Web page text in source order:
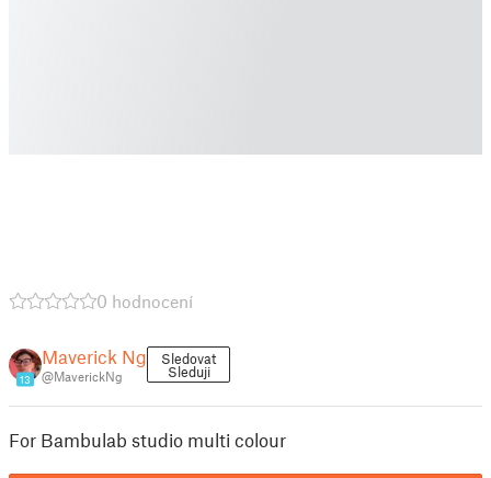
0 hodnocení
13
Maverick Ng
@MaverickNg
Sledovat
Sleduji
For Bambulab studio multi colour